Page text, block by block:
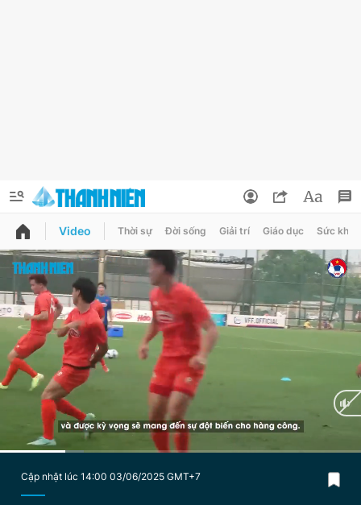
QUẢNG CÁO
Chuyên mục
Chuyên mục khác
Chào ngày mới Tin 24h
Thông tin tài khoản
Đổi mật khẩu
Tin đã lưu
Tin đã xem
Đăng xuất
Video Thời sự Đời sống Giải trí Giáo dục Sức khỏe
Cập nhật lúc 14:00 03/06/2025 GMT+7